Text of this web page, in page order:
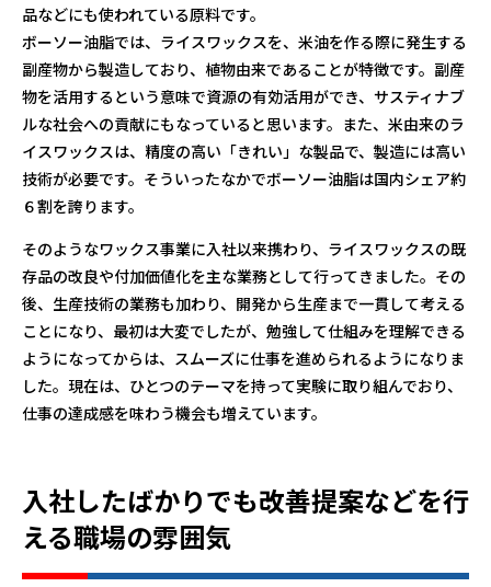
品などにも使われている原料です。
ボーソー油脂では、ライスワックスを、米油を作る際に発生する
副産物から製造しており、植物由来であることが特徴です。副産
物を活用するという意味で資源の有効活用ができ、サスティナブ
ルな社会への貢献にもなっていると思います。また、米由来のラ
イスワックスは、精度の高い「きれい」な製品で、製造には高い
技術が必要です。そういったなかでボーソー油脂は国内シェア約
６割を誇ります。
そのようなワックス事業に入社以来携わり、ライスワックスの既
存品の改良や付加価値化を主な業務として行ってきました。その
後、生産技術の業務も加わり、開発から生産まで一貫して考える
ことになり、最初は大変でしたが、勉強して仕組みを理解できる
ようになってからは、スムーズに仕事を進められるようになりま
した。現在は、ひとつのテーマを持って実験に取り組んでおり、
仕事の達成感を味わう機会も増えています。
入社したばかりでも改善提案などを行
える職場の雰囲気